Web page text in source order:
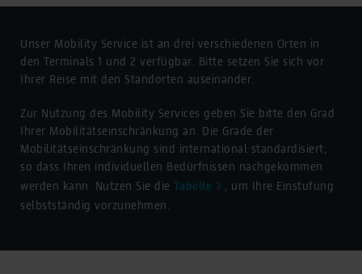
Unser Mobility Service ist an drei verschiedenen Orten in
den Terminals 1 und 2 verfügbar. Bitte setzen Sie sich vor
Ihrer Reise mit den Standorten auseinander.
Zur Nutzung des Mobility Services geben Sie bitte den Grad
Ihrer Mobilitätseinschränkung an. Die Grade der
Mobilitätseinschränkung sind international standardisiert,
so dass Ihren individuellen Bedürfnissen nachgekommen
werden kann. Nutzen Sie die Tabelle
, um Ihre Einstufung
selbstständig vorzunehmen.